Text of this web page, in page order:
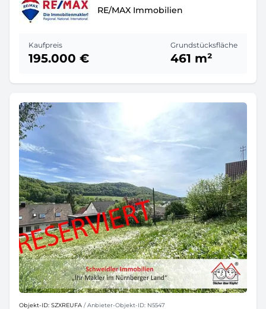
RE/MAX Immobilien
Kaufpreis
195.000 €
Grundstücksfläche
461 m²
Objekt-ID: SZXREUFA / Anbieter-Objekt-ID: N5547